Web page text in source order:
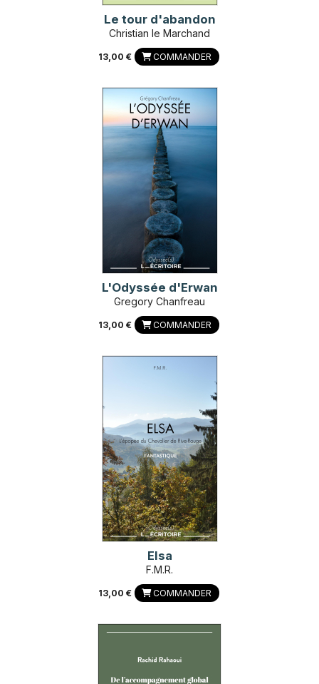
Le tour d'abandon
Christian le Marchand
13,00 € COMMANDER
L'Odyssée d'Erwan
Gregory Chanfreau
13,00 € COMMANDER
Elsa
F.M.R.
13,00 € COMMANDER